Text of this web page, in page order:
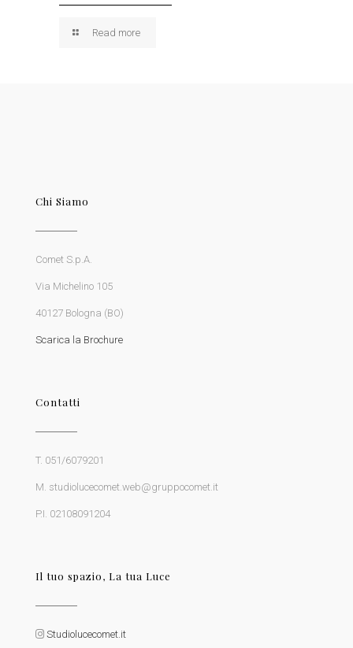
Read more
Chi Siamo
Comet S.p.A.
Via Michelino 105
40127 Bologna (BO)
Scarica la Brochure
Contatti
T. 051/6079201
M. studiolucecomet.web@gruppocomet.it
P.I. 02108091204
Il tuo spazio, La tua Luce
Studiolucecomet.it